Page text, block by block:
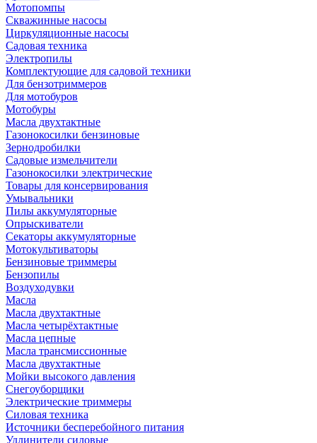
Мотопомпы
Скважинные насосы
Циркуляционные насосы
Садовая техника
Электропилы
Комплектующие для садовой техники
Для бензотриммеров
Для мотобуров
Мотобуры
Масла двухтактные
Газонокосилки бензиновые
Зернодробилки
Садовые измельчители
Газонокосилки электрические
Товары для консервирования
Умывальники
Пилы аккумуляторные
Опрыскиватели
Секаторы аккумуляторные
Мотокультиваторы
Бензиновые триммеры
Бензопилы
Воздуходувки
Масла
Масла двухтактные
Масла четырёхтактные
Масла цепные
Масла трансмиссионные
Масла двухтактные
Мойки высокого давления
Снегоуборщики
Электрические триммеры
Силовая техника
Источники бесперебойного питания
Удлинители силовые